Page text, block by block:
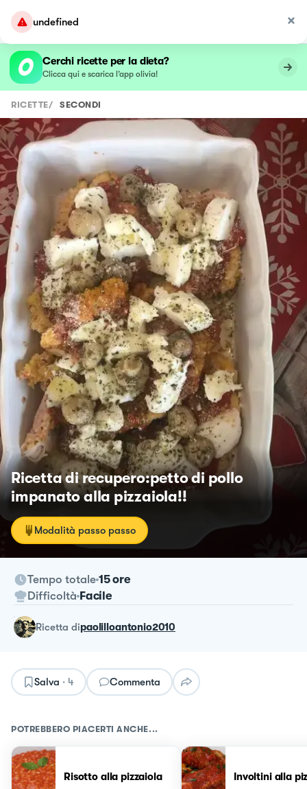
undefined
Cerchi ricette per la dieta?
Clicca qui e scarica l’app olivia!
RICETTE/ SECONDI
Ricetta di recupero:petto di pollo
impanato alla pizzaiola!!
Modalità passo passo
Tempo totale 15 ore
Difficoltà Facile
ricetta dipaolilloantonio2010
Salva · 4 Commenta
POTREBBERO PIACERTI ANCHE...
Risotto alla pizzaiola Involtini alla